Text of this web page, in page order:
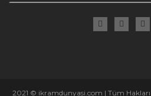
2021 © ikramdunyasi.com | Tüm Hakları